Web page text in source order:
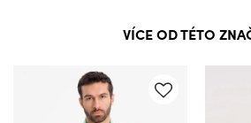
VÍCE OD TÉTO